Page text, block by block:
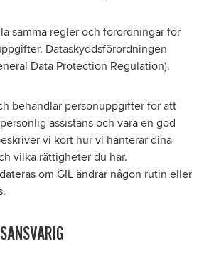
samma regler och förordningar för
Dataskyddsförordningen
Data Protection Regulation).
behandlar personuppgifter för att
assistans och vara en god
vi kort hur vi hanterar dina
vilka rättigheter du har.
om GIL ändrar någon rutin eller